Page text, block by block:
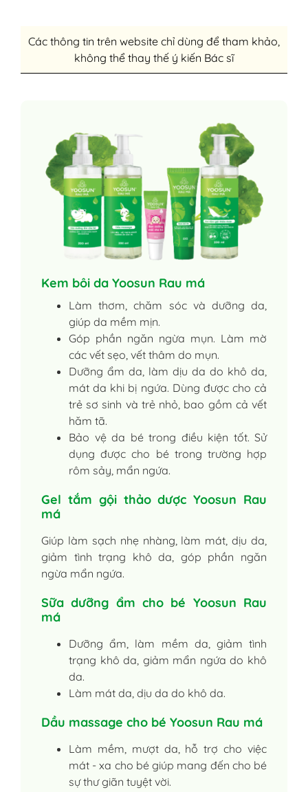
Các thông tin trên website chỉ dùng để tham khảo,
không thể thay thế ý kiến Bác sĩ
Kem bôi da Yoosun Rau má
Làm thơm, chăm sóc và dưỡng da,
giúp da mềm mịn.
Góp phần ngăn ngừa mụn. Làm mờ
các vết sẹo, vết thâm do mụn.
Dưỡng ẩm da, làm dịu da do khô da,
mát da khi bị ngứa. Dùng được cho cả
trẻ sơ sinh và trẻ nhỏ, bao gồm cả vết
hăm tã.
Bảo vệ da bé trong điều kiện tốt. Sử
dụng được cho bé trong trường hợp
rôm sảy, mẩn ngứa.
Gel tắm gội thảo dược Yoosun Rau
má
Giúp làm sạch nhẹ nhàng, làm mát, dịu da,
giảm tình trạng khô da, góp phần ngăn
ngừa mẩn ngứa.
Sữa dưỡng ẩm cho bé Yoosun Rau
má
Dưỡng ẩm, làm mềm da, giảm tình
trạng khô da, giảm mẩn ngứa do khô
da.
Làm mát da, dịu da do khô da.
Dầu massage cho bé Yoosun Rau má
Làm mềm, mượt da, hỗ trợ cho việc
mát - xa cho bé giúp mang đến cho bé
sự thư giãn tuyệt vời.